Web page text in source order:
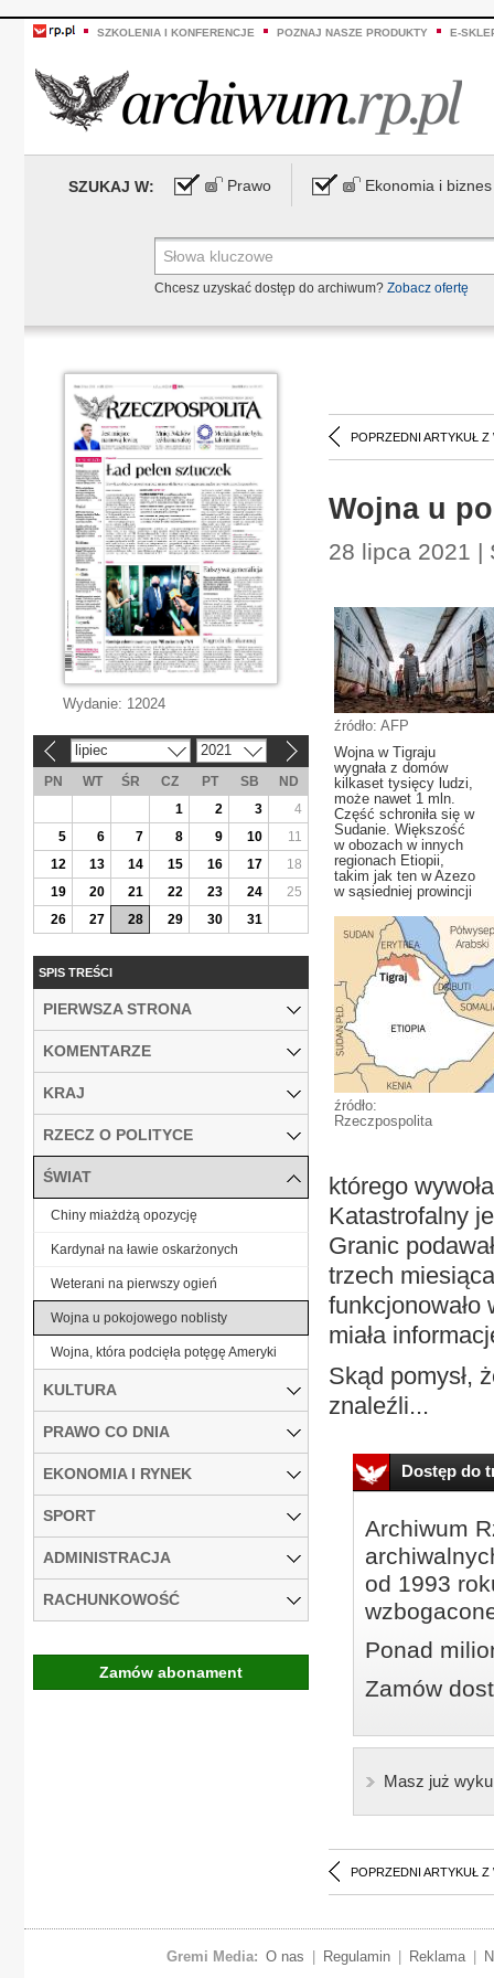
SZKOLENIA I KONFERENCJE POZNAJ NASZE PRODUKTY E-
SZUKAJ W: Prawo Ekonomia i biznes
Chcesz uzyskać dostęp do archiwum? Zobacz ofertę
POPRZEDNI ARTYKUŁ Z
Wojna u
28 lipca 2021 |
źródło: AFP
Wojna w Tigraju
wygnała z domów
kilkaset tysięcy ludzi,
może nawet 1 mln.
Część schroniła się w
Sudanie. Większość
w obozach w innych
regionach Etiopii,
takim jak ten w Azezo
w sąsiedniej prowincji
źródło:
Rzeczpospolita
którego
Katastrofalny
Granic
trzech
miała
Skąd pomysł,
znaleźli...
Dostęp do
Archiwum
od 1993
Ponad
Zamów
Masz już
POPRZEDNI ARTYKUŁ Z
Wydanie: 12024
lipiec 2021
PN WT ŚR CZ PT SB
ND
1
2 3
4
5
6 7 8 9 10
11
12
13 14 15 16 17
18
19
20 21 22 23 24
25
26
27 28 29 30 31
SPIS TREŚCI
PIERWSZA STRONA
KOMENTARZE
KRAJ
RZECZ O POLITYCE
ŚWIAT
Chiny miażdżą opozycję
Kardynał na ławie oskarżonych
Weterani na pierwszy ogień
Wojna u pokojowego noblisty
Wojna, która podcięła potęgę Ameryki
KULTURA
PRAWO CO DNIA
EKONOMIA I RYNEK
SPORT
ADMINISTRACJA
RACHUNKOWOŚĆ
Zamów abonament
Gremi Media: O nas Regulamin Reklama